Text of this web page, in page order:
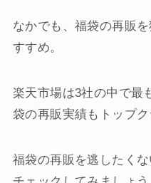
なかでも、福袋の再販
すすめ。
楽天市場は3社の中で最
袋の再販実績もトップク
福袋の再販を逃したく